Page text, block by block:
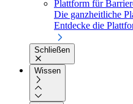
Plattform für
Die ganzheitliche
Entdecke die
Schließen
Wissen